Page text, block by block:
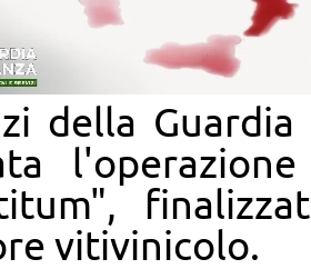
della
vitivinicolo.